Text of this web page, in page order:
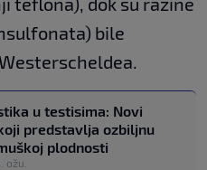
bile
u testisima: Novi
predstavlja ozbiljnu
plodnosti
ožu.